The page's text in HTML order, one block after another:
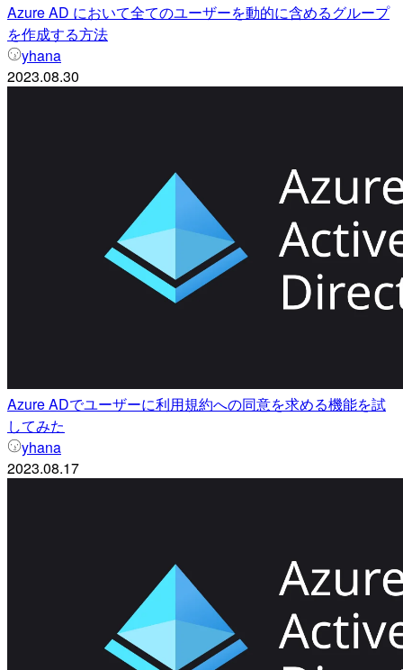
Azure AD において全てのユーザーを動的に含めるグループ
を作成する方法
yhana
2023.08.30
Azure ADでユーザーに利用規約への同意を求める機能を試
してみた
yhana
2023.08.17